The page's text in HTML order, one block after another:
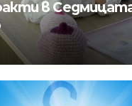
в